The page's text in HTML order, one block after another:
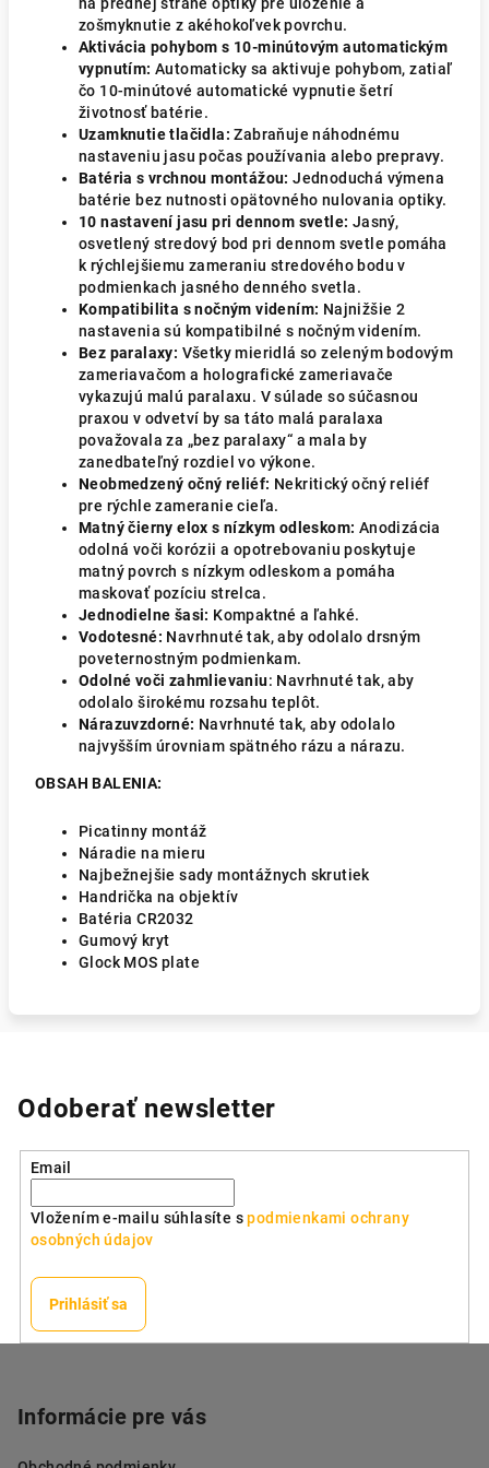
zošmyknutie z akéhokoľvek povrchu.
Aktivácia pohybom s 10-minútovým automatickým
vypnutím: Automaticky sa aktivuje pohybom, zatiaľ
čo 10-minútové automatické vypnutie šetrí
životnosť batérie.
Uzamknutie tlačidla: Zabraňuje náhodnému
nastaveniu jasu počas používania alebo prepravy.
Batéria s vrchnou montážou: Jednoduchá výmena
batérie bez nutnosti opätovného nulovania optiky.
10 nastavení jasu pri dennom svetle: Jasný,
osvetlený stredový bod pri dennom svetle pomáha
k rýchlejšiemu zameraniu stredového bodu v
podmienkach jasného denného svetla.
Kompatibilita s nočným videním: Najnižšie 2
nastavenia sú kompatibilné s nočným videním.
Bez paralaxy: Všetky mieridlá so zeleným bodovým
zameriavačom a holografické zameriavače
vykazujú malú paralaxu. V súlade so súčasnou
praxou v odvetví by sa táto malá paralaxa
považovala za „bez paralaxy“ a mala by
zanedbateľný rozdiel vo výkone.
Neobmedzený očný reliéf: Nekritický očný reliéf
pre rýchle zameranie cieľa.
Matný čierny elox s nízkym odleskom: Anodizácia
odolná voči korózii a opotrebovaniu poskytuje
matný povrch s nízkym odleskom a pomáha
maskovať pozíciu strelca.
Jednodielne šasi: Kompaktné a ľahké.
Vodotesné: Navrhnuté tak, aby odolalo drsným
poveternostným podmienkam.
Odolné voči zahmlievaniu: Navrhnuté tak, aby
odolalo širokému rozsahu teplôt.
Nárazuvzdorné: Navrhnuté tak, aby odolalo
najvyšším úrovniam spätného rázu a nárazu.
OBSAH BALENIA:
Picatinny montáž
Náradie na mieru
Najbežnejšie sady montážnych skrutiek
Handrička na objektív
Batéria CR2032
Gumový kryt
Glock MOS plate
Odoberať newsletter
Email
Vložením e-mailu súhlasíte spodmienkami ochrany
osobných údajov
Prihlásiť sa
Informácie pre vás